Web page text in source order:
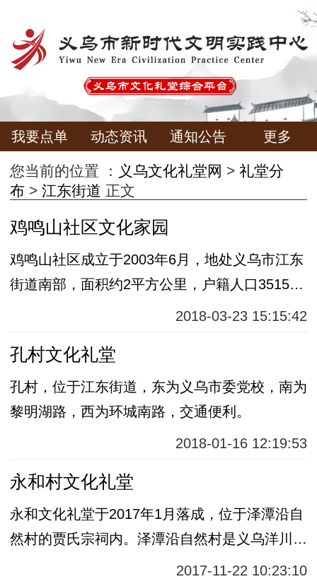
我要点单 动态资讯 通知公告 更多
您当前的位置 ： 义乌文化礼堂网 > 礼堂分
布 > 江东街道 正文
鸡鸣山社区文化家园
鸡鸣山社区成立于2003年6月，地处义乌市江东
街道南部，面积约2平方公里，户籍人口3515
人，外来人口约2.5万人，其中有28个少数民族
2018-03-23 15:15:42
孔村文化礼堂
孔村，位于江东街道，东为义乌市委党校，南为
黎明湖路，西为环城南路，交通便利。
2018-01-16 12:19:53
永和村文化礼堂
永和文化礼堂于2017年1月落成，位于泽潭沿自
然村的贾氏宗祠内。泽潭沿自然村是义乌洋川贾
氏宗族发祥地，有着1500多年的悠久历史。
2017-11-22 10:23:10